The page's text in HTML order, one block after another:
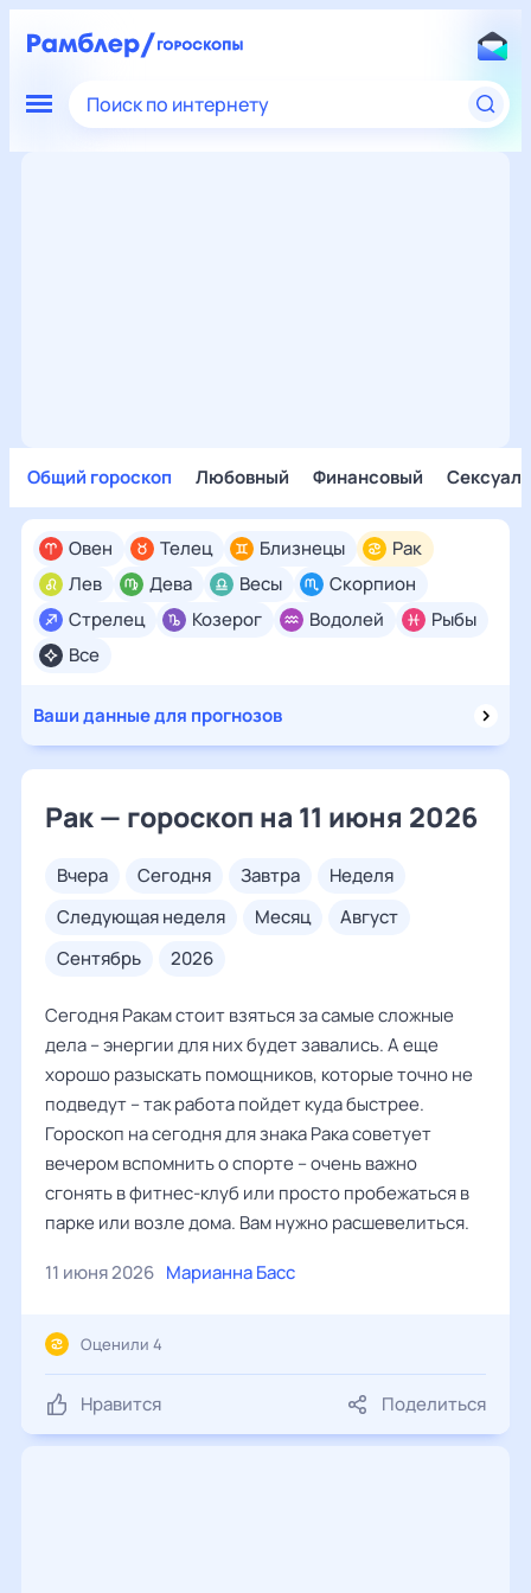
Поиск по интернету
Общий гороскоп Любовный Финансовый
Все
Овен Телец Близнецы
Рак
Лев
Дева Весы
Скорпион
Стрелец
Козерог Водолей Рыбы
Ваши данные для прогнозов
Рак — гороскоп на 11 июня 2026
вчера сегодня завтра
неделя
следующая неделя
месяц
август
сентябрь
2026
Сегодня Ракам стоит взяться за самые сложные
дела – энергии для них будет завались. А еще
хорошо разыскать помощников, которые точно не
подведут – так работа пойдет куда быстрее.
Гороскоп на сегодня для знака Рака советует
вечером вспомнить о спорте – очень важно
сгонять в фитнес-клуб или просто пробежаться в
парке или возле дома. Вам нужно расшевелиться.
11 июня 2026 Марианна Басс
Нравится Поделиться
Оценили 4